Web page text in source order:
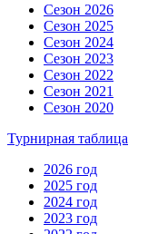
Сезон 2026
Сезон 2025
Сезон 2024
Сезон 2023
Сезон 2022
Сезон 2021
Сезон 2020
Турнирная таблица
2026 год
2025 год
2024 год
2023 год